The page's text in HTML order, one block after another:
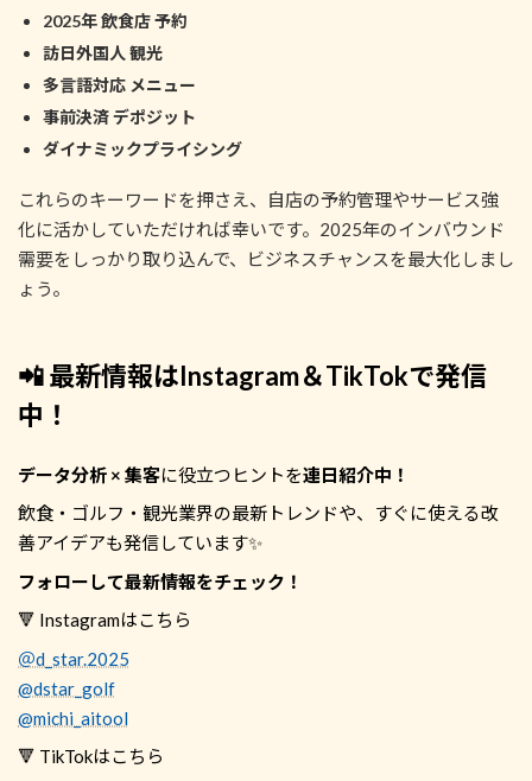
2025年 飲食店 予約
訪日外国人 観光
多言語対応 メニュー
事前決済 デポジット
ダイナミックプライシング
これらのキーワードを押さえ、自店の予約管理やサービス強
化に活かしていただければ幸いです。2025年のインバウンド
需要をしっかり取り込んで、ビジネスチャンスを最大化しまし
ょう。
📲 最新情報はInstagram＆TikTokで発信
中！
データ分析 × 集客に役立つヒントを連日紹介中！
飲食・ゴルフ・観光業界の最新トレンドや、すぐに使える改
善アイデアも発信しています✨
フォローして最新情報をチェック！
🔻 Instagramはこちら
＠d_star.2025
@dstar_golf
@michi_aitool
🔻 TikTokはこちら